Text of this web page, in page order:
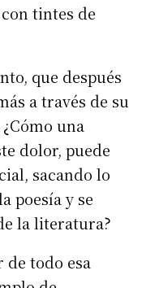
tintes de
que después
a través de su
una
dolor, puede
sacando lo
poesía y se
la literatura?
todo esa